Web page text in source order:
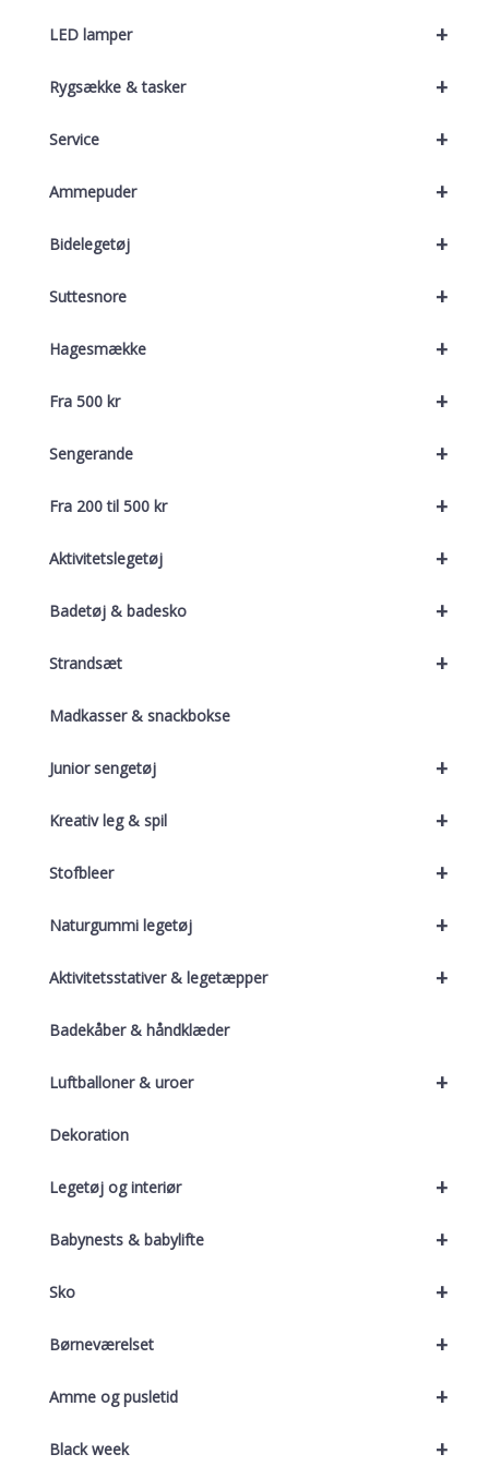
+
LED lamper
+
Rygsække & tasker
+
Service
+
Ammepuder
+
Bidelegetøj
+
Suttesnore
+
Hagesmække
+
Fra 500 kr
+
Sengerande
+
Fra 200 til 500 kr
+
Aktivitetslegetøj
+
Badetøj & badesko
+
Strandsæt
Madkasser & snackbokse
+
Junior sengetøj
+
Kreativ leg & spil
+
Stofbleer
+
Naturgummi legetøj
+
Aktivitetsstativer & legetæpper
Badekåber & håndklæder
+
Luftballoner & uroer
Dekoration
+
Legetøj og interiør
+
Babynests & babylifte
+
Sko
+
Børneværelset
+
Amme og pusletid
+
Black week